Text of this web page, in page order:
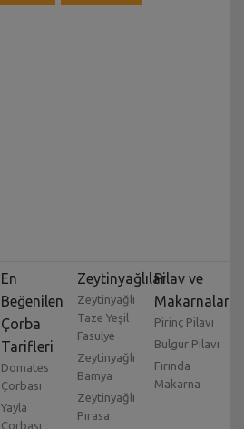
En
Beğenilen
Çorba
Tarifleri
Domates
Çorbası
Yayla
Çorbası
Zeytinyağlılar
Zeytinyağlı
Taze Yeşil
Fasulye
Zeytinyağlı
Bamya
Zeytinyağlı
Pırasa
Pilav ve
Makarnalar
Pirinç Pilavı
Bulgur Pilavı
Fırında
Makarna